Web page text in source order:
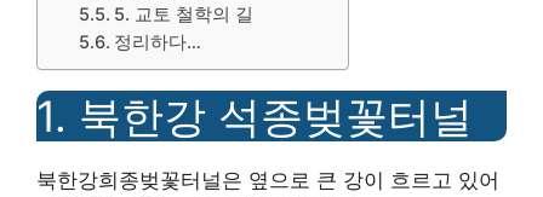
5. 교토 철학의 길
정리하다…
1. 북한강 석종벚꽃터널
북한강희종벚꽃터널은 옆으로 큰 강이 흐르고 있어